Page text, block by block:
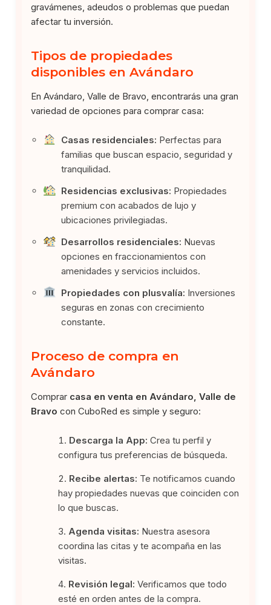
gravámenes, adeudos o problemas que puedan
afectar tu inversión.
Tipos de propiedades
disponibles en Avándaro
En Avándaro, Valle de Bravo, encontrarás una gran
variedad de opciones para comprar casa:
Casas residenciales: Perfectas para
familias que buscan espacio, seguridad y
tranquilidad.
Residencias exclusivas: Propiedades
premium con acabados de lujo y
ubicaciones privilegiadas.
Desarrollos residenciales: Nuevas
opciones en fraccionamientos con
amenidades y servicios incluidos.
Propiedades con plusvalía: Inversiones
seguras en zonas con crecimiento
constante.
Proceso de compra en
Avándaro
Comprar casa en venta en Avándaro, Valle de
Bravo con CuboRed es simple y seguro:
Descarga la App: Crea tu perfil y
configura tus preferencias de búsqueda.
Recibe alertas: Te notificamos cuando
hay propiedades nuevas que coinciden con
lo que buscas.
Agenda visitas: Nuestra asesora
coordina las citas y te acompaña en las
visitas.
Revisión legal: Verificamos que todo
esté en orden antes de la compra.